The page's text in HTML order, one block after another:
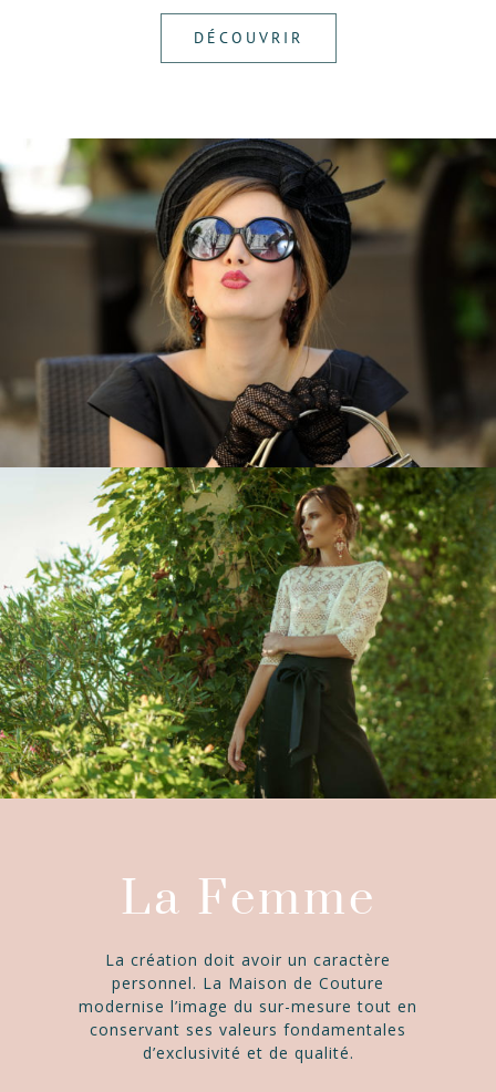
DÉCOUVRIR
La Femme
La création doit avoir un caractère
personnel. La Maison de Couture
modernise l’image du sur-mesure tout en
conservant ses valeurs fondamentales
d’exclusivité et de qualité.